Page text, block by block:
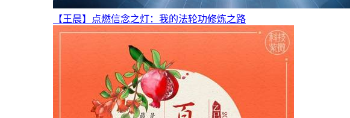
【王晨】点燃信念之灯：我的法轮功修炼之路